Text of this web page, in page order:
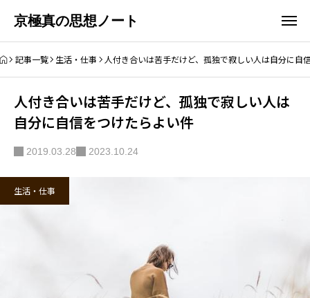
京極真の思想ノート
記事一覧 生活・仕事 人付き合いは苦手だけど、孤独で寂しい人は自分に自
人付き合いは苦手だけど、孤独で寂しい人は
自分に自信をつけたらよい件
2019.03.28 2023.10.24
生活・仕事